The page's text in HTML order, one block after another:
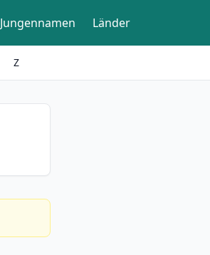
Jungennamen Länder
Z